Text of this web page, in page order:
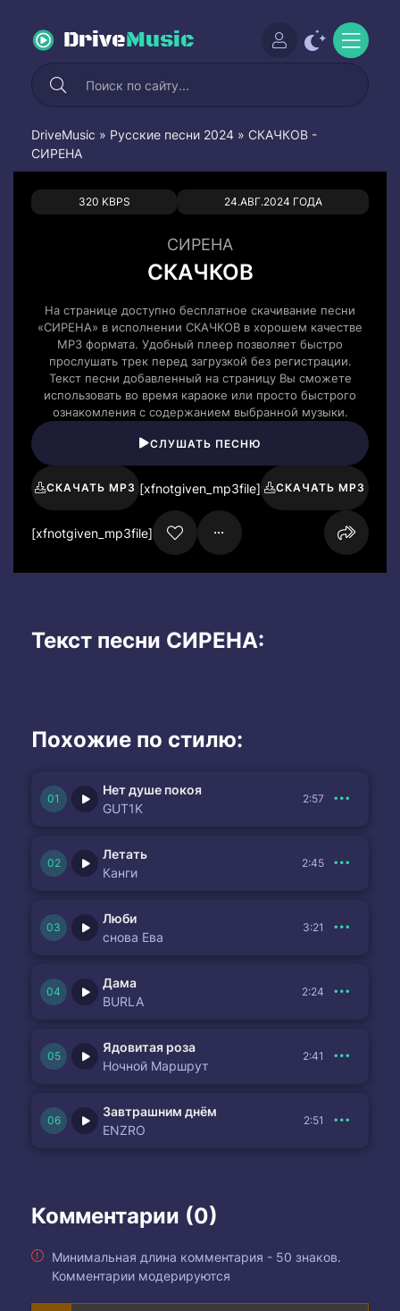
DriveMusic
DriveMusic » Русские песни 2024 » СКАЧКОВ -
СИРЕНА
320 KBPS 24.АВГ.2024 ГОДА
0 0
СИРЕНА
СКАЧКОВ
На странице доступно бесплатное скачивание песни
«СИРЕНА» в исполнении СКАЧКОВ в хорошем качестве
MP3 формата. Удобный плеер позволяет быстро
прослушать трек перед загрузкой без регистрации.
Текст песни добавленный на страницу Вы сможете
использовать во время караоке или просто быстрого
ознакомления с содержанием выбранной музыки.
СЛУШАТЬ ПЕСНЮ
СКАЧАТЬ MP3 [xfnotgiven_mp3file] СКАЧАТЬ MP3
[xfnotgiven_mp3file]
Текст песни СИРЕНА:
Похожие по стилю:
Нет душе покоя
GUT1K
2:57
Летать
Канги
2:45
Люби
снова Ева
3:21
Дама
BURLA
2:24
Ядовитая роза
Ночной Маршрут
2:41
Завтрашним днём
ENZRO
2:51
Комментарии (0)
Минимальная длина комментария - 50 знаков.
Комментарии модерируются